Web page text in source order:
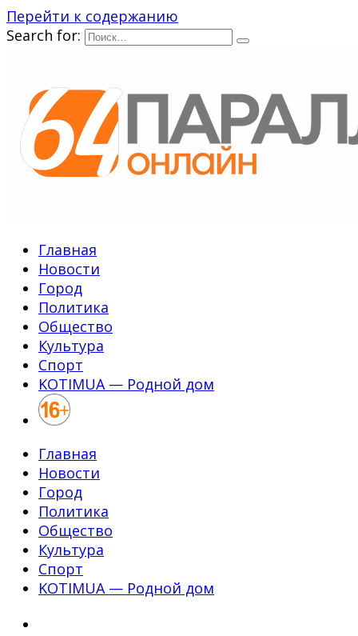
Перейти к содержанию
Search for:
Главная
Новости
Город
Политика
Общество
Культура
Спорт
KOTIMUA — Родной дом
Главная
Новости
Город
Политика
Общество
Культура
Спорт
KOTIMUA — Родной дом